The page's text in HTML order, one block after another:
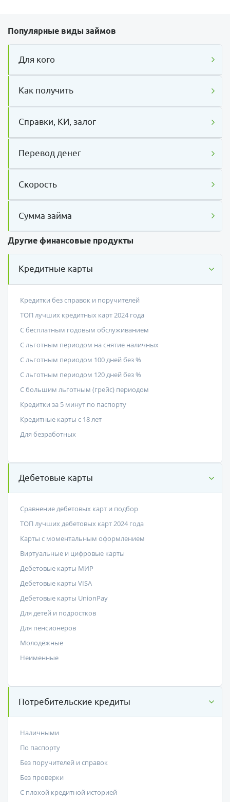
Популярные виды займов
Для кого
Как получить
Справки, КИ, залог
Перевод денег
Скорость
Сумма займа
Другие финансовые продукты
Кредитные карты
Кредитки без справок и поручителей
ТОП лучших кредитных карт 2024 года
С бесплатным годовым обслуживанием
С льготным периодом на снятие наличных
С льготным периодом 100 дней без %
С льготным периодом 120 дней без %
С большим льготным (грейс) периодом
Кредитки за 5 минут по паспорту
Кредитные карты с 18 лет
Для безработных
Дебетовые карты
Сравнение дебетовых карт и подбор
ТОП лучших дебетовых карт 2024 года
Карты с моментальным оформлением
Виртуальные и цифровые карты
Дебетовые карты МИР
Дебетовые карты VISA
Дебетовые карты UnionPay
Для детей и подростков
Для пенсионеров
Молодёжные
Неименные
Потребительские кредиты
Наличными
По паспорту
Без поручителей и справок
Без проверки
С плохой кредитной историей